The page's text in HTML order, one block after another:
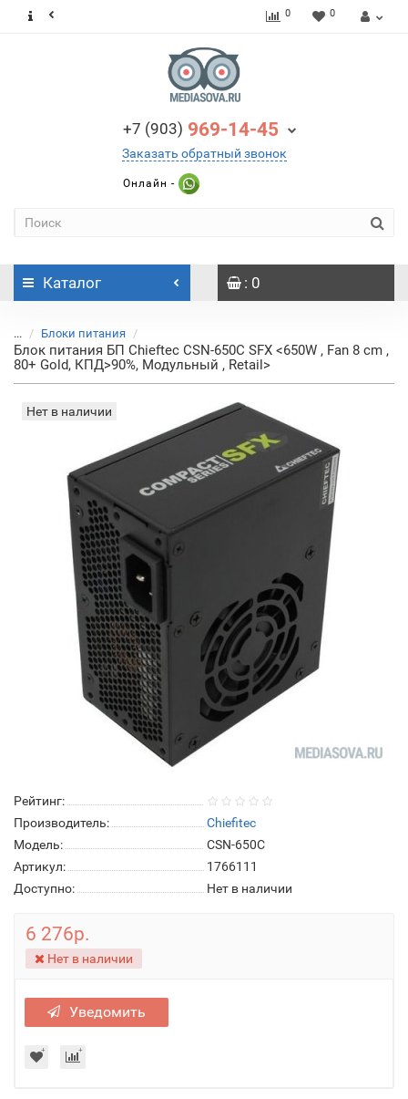
0 0
+7 (903) 969-14-45
Заказать обратный звонок
Онлайн -
Каталог : 0
... Блоки питания
Блок питания БП Chieftec CSN-650C SFX <650W , Fan 8 cm ,
80+ Gold, КПД>90%, Модульный , Retail>
Нет в наличии
Рейтинг:
Производитель:
Chiefitec
Модель:
CSN-650C
Артикул:
1766111
Доступно:
Нет в наличии
6 276р.
Нет в наличии
Уведомить